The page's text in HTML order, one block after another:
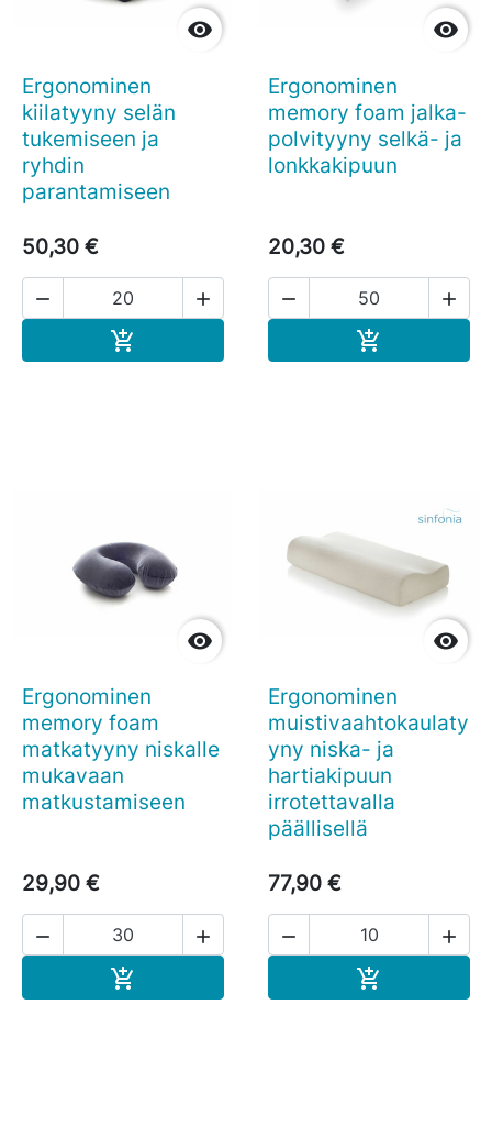

Ergonominen
kiilatyyny selän
tukemiseen ja
ryhdin
parantamiseen
50,30 €
 


Ergonominen
memory foam jalka-
polvityyny selkä- ja
lonkkakipuun
20,30 €
 


Ergonominen
memory foam
matkatyyny niskalle
mukavaan
matkustamiseen
29,90 €
 


Ergonominen
muistivaahtokaulaty
yny niska- ja
hartiakipuun
irrotettavalla
päällisellä
77,90 €
 
